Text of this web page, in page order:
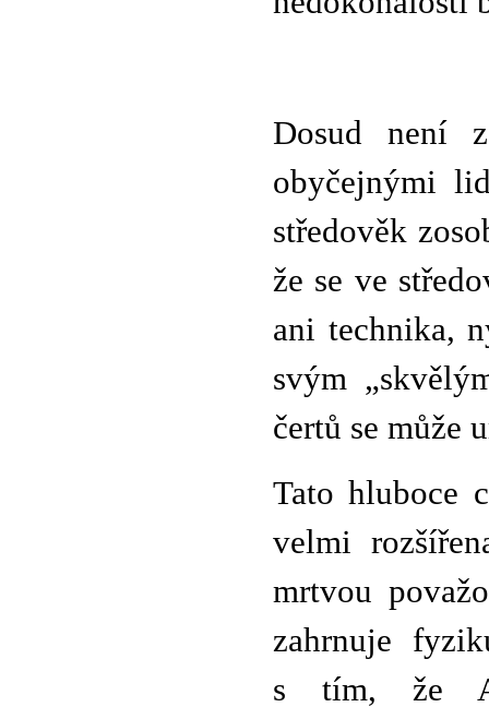
Dosud není
obyčejnými
středověk
že se ve
ani technika,
svým
čertů se může
Tato hluboce
velmi
mrtvou
zahrnuje
s tím, že